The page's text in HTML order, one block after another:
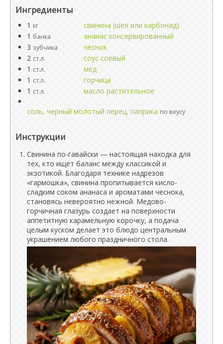
Ингредиенты
1 кг
свинина (шея или карбонад)
1 банка
ананас консервированный
3 зубчика
чеснок
2 ст.л.
соус соевый
1 ст.л.
мед
1 ст.л.
горчица
1 ст.л. масло растительное
соль, черный молотый перец, паприка по вкусу
Инструкции
Свинина по-гавайски — настоящая находка для
тех, кто ищет баланс между классикой и
экзотикой. Благодаря технике надрезов
«гармошка», свинина пропитывается кисло-
сладким соком ананаса и ароматами чеснока,
становясь невероятно нежной. Медово-
горчичная глазурь создает на поверхности
аппетитную карамельную корочку, а подача
целым куском делает это блюдо центральным
украшением любого праздничного стола.